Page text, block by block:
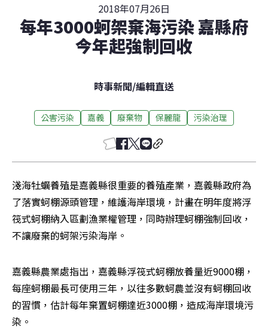
2018年07月26日
每年3000蚵架棄海污染 嘉縣府
今年起強制回收
時事新聞/編輯直送
公害污染 嘉義 廢棄物 保麗龍 污染治理
淺海牡蠣養殖是嘉義縣很重要的養殖產業，嘉義縣政府為
了落實蚵棚源頭管理，維護海岸環境，計畫在明年度將浮
筏式蚵棚納入區劃漁業權管理，同時辦理蚵棚強制回收，
不讓廢棄的蚵架污染海岸。
嘉義縣農業處指出，嘉義縣浮筏式蚵棚放養量近9000棚，
每座蚵棚最長可使用三年，以往多數蚵農並沒有蚵棚回收
的習慣，估計每年棄置蚵棚達近3000棚，造成海岸環境污
染。